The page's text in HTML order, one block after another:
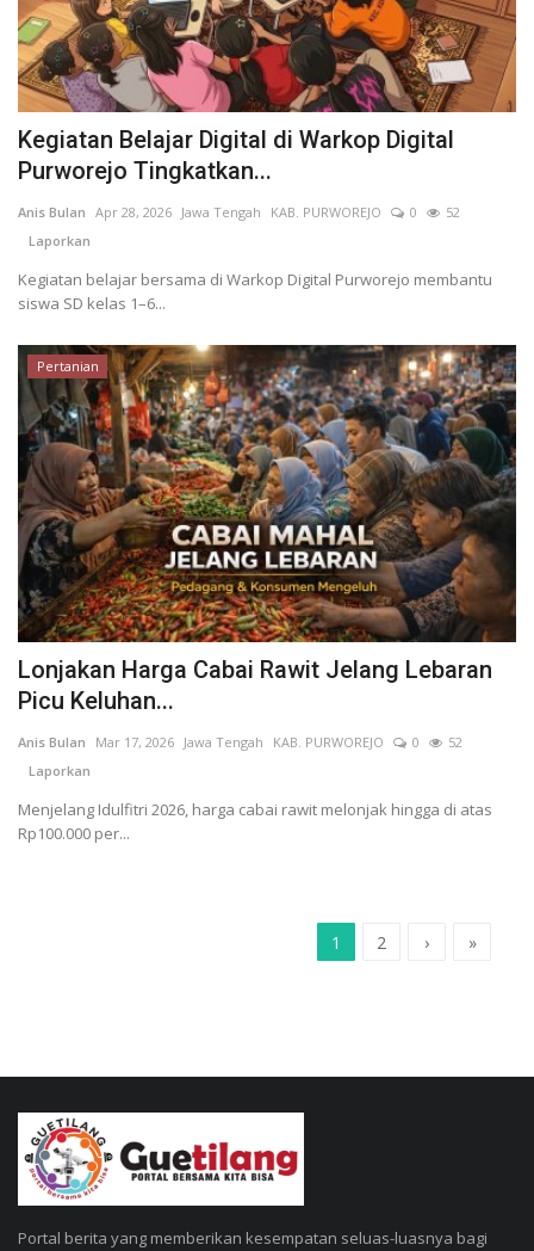
Kegiatan Belajar Digital di Warkop Digital
Purworejo Tingkatkan...
Anis Bulan Apr 28, 2026 Jawa Tengah KAB. PURWOREJO 0
52
Laporkan
Kegiatan belajar bersama di Warkop Digital Purworejo membantu
siswa SD kelas 1–6...
Pertanian
Lonjakan Harga Cabai Rawit Jelang Lebaran
Picu Keluhan...
Anis Bulan Mar 17, 2026 Jawa Tengah KAB. PURWOREJO 0
52
Laporkan
Menjelang Idulfitri 2026, harga cabai rawit melonjak hingga di atas
Rp100.000 per...
1 2 › »
Portal berita yang memberikan kesempatan seluas-luasnya bagi